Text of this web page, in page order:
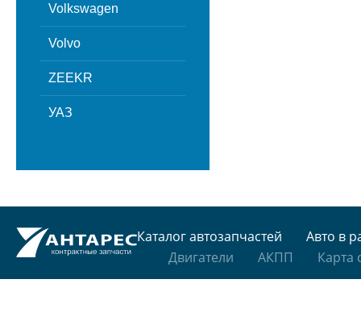
Volkswagen
Volvo
ZEEKR
УАЗ
Каталог автозапчастей
Авто в
Двигатели
АКПП Карта